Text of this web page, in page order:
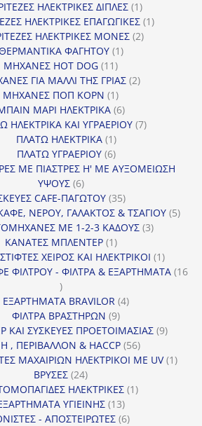
προϊόν
ΗΛΕΚΤΡΙΚΕΣ ΔΙΠΛΕΣ 11
προϊόν
ΗΛΕΚΤΡΙΚΕΣ ΕΠΑΓΩΓΙΚΕΣ 11
ΗΛΕΚΤΡΙΚΕΣ ΜΟΝΕΣ 22
ΦΑΓΗΤΟΥ 11
ΜΗΧΑΝΕΣ HOT DOG 1111
προϊόντα
ΓΙΑ ΜΑΛΛΙ ΤΗΣ ΓΡΙΑΣ 22
ΜΗΧΑΝΕΣ ΠΟΠ ΚΟΡΝ 11
προϊόν
ΜΑΡΙ ΗΛΕΚΤΡΙΚΑ 66
προϊόντα
ΗΛΕΚΤΡΙΚΑ ΚΑΙ ΥΓΡΑΕΡΙΟΥ 77
ΠΛΑΤΩ ΗΛΕΚΤΡΙΚΑ 11
προϊόν
ΠΛΑΤΩ ΥΓΡΑΕΡΙΟΥ 66
προϊόντα
ΜΕ ΠΙΑΣΤΡΕΣ Η' ΜΕ ΑΥΞΟΜΕΙΩΣΗ
ΥΨΟΥΣ 66
προϊόντα
CAFE-ΠΑΓΩΤΟΥ 3535
προϊόντα
ΝΕΡΟΥ, ΓΑΛΑΚΤΟΣ & ΤΣΑΓΙΟΥ 55
ΜΕ 1-2-3 ΚΑΔΟΥΣ 33
ΚΑΝΑΤΕΣ ΜΠΛΕΝΤΕΡ 11
προϊόν
ΧΕΙΡΟΣ ΚΑΙ ΗΛΕΚΤΡΙΚΟΙ 11
προϊόν
ΦΙΛΤΡΟΥ - ΦΙΛΤΡΑ & ΕΞΑΡΤΗΜΑΤΑ 16
16
προϊόντα
ΕΞΑΡΤΗΜΑΤΑ BRAVILOR 44
ΦΙΛΤΡΑ ΒΡΑΣΤΗΡΩΝ 99
προϊόντα
ΚΑΙ ΣΥΣΚΕΥΕΣ ΠΡΟΕΤΟΙΜΑΣΙΑΣ 99
, ΠΕΡΙΒΑΛΛΟΝ & HACCP 5656
προϊόντα
ΜΑΧΑΙΡΙΩΝ ΗΛΕΚΤΡΙΚΟΙ ΜΕ UV 11
ΒΡΥΣΕΣ 2424
προϊόντα
ΗΛΕΚΤΡΙΚΕΣ 11
ΥΓΙΕΙΝΗΣ 1313
προϊόντα
- ΑΠΟΣΤΕΙΡΩΤΕΣ 66